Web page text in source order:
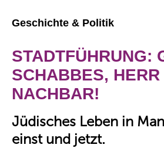
Geschichte & Politik
STADTFÜHRUNG:
SCHABBES, HERR
NACHBAR!
Jüdisches Leben in
einst und jetzt.